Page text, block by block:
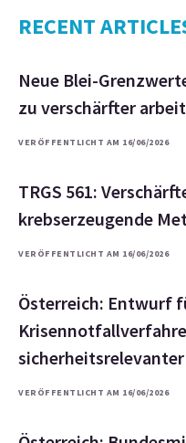
RECENT
Neue Blei-
zu verschärfter
VERÖFFENTLICHT AM 16/06/2026
TRGS 561:
krebserzeugende
VERÖFFENTLICHT AM 16/06/2026
Österreich: Entwurf
VERÖFFENTLICHT AM 16/06/2026